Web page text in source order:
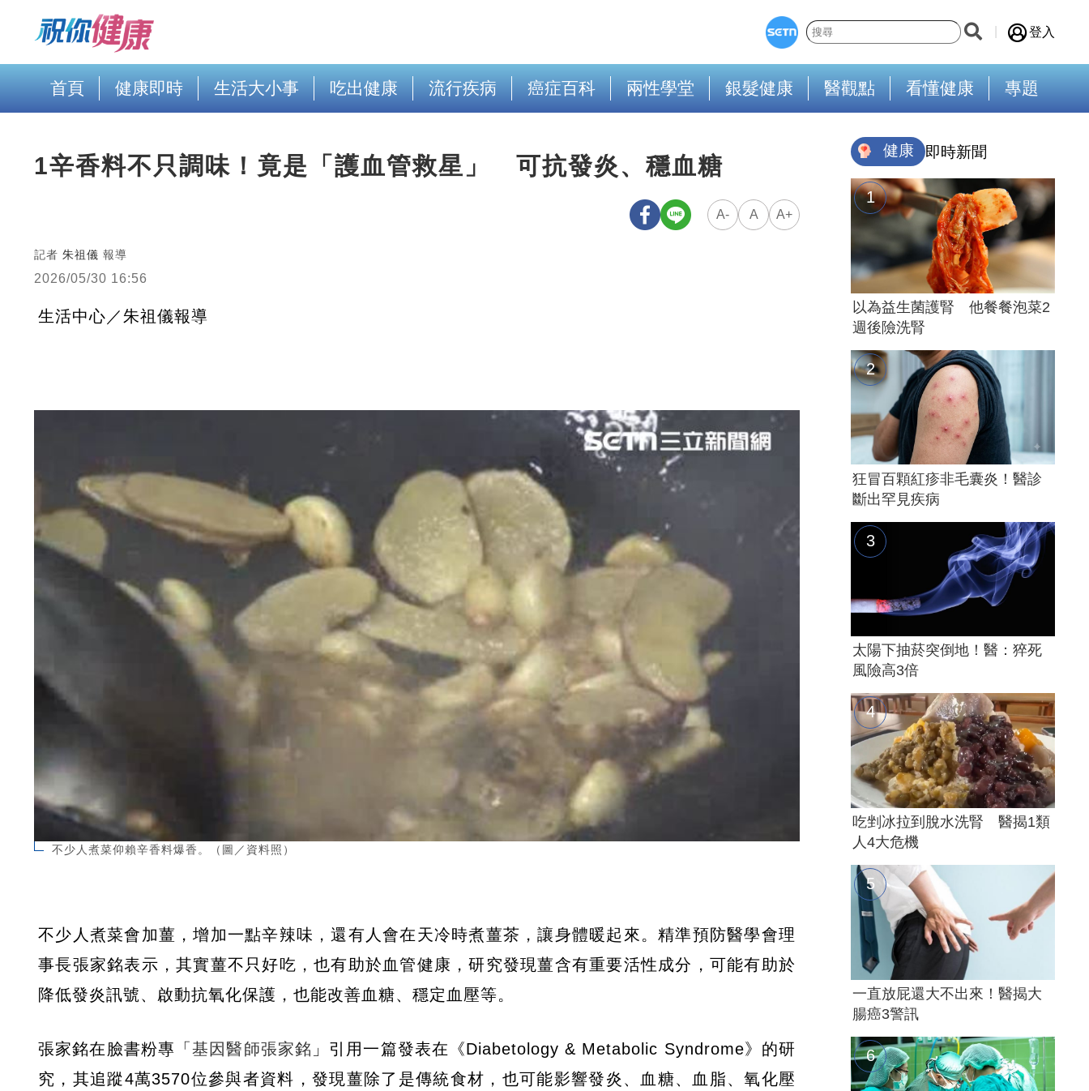
登入
首頁 健康即時 生活大小事 吃出健康 流行疾病 癌症百科 兩性學堂 銀髮健康 醫觀點 看懂健康 專題
1辛香料不只調味！竟是「護血管救星」 可抗發炎、穩血糖
A- A A+
記者 朱祖儀 報導
2026/05/30 16:56
生活中心／朱祖儀報導
不少人煮菜仰賴辛香料爆香。（圖／資料照）
不少人煮菜會加薑，增加一點辛辣味，還有人會在天冷時煮薑茶，讓身體暖起來。精準預防醫學會理
事長張家銘表示，其實薑不只好吃，也有助於血管健康，研究發現薑含有重要活性成分，可能有助於
降低發炎訊號、啟動抗氧化保護，也能改善血糖、穩定血壓等。
張家銘在臉書粉專「基因醫師張家銘 」引用一篇發表在《Diabetology & Metabolic Syndrome》的研
究，其追蹤4萬3570位參與者資料，發現薑除了是傳統食材，也可能影響發炎、血糖、血脂、氧化壓
健康 即時新聞
以為益生菌護腎 他餐餐泡菜2
週後險洗腎
狂冒百顆紅疹非毛囊炎！醫診
斷出罕見疾病
太陽下抽菸突倒地！醫：猝死
風險高3倍
吃剉冰拉到脫水洗腎 醫揭1類
人4大危機
一直放屁還大不出來！醫揭大
腸癌3警訊